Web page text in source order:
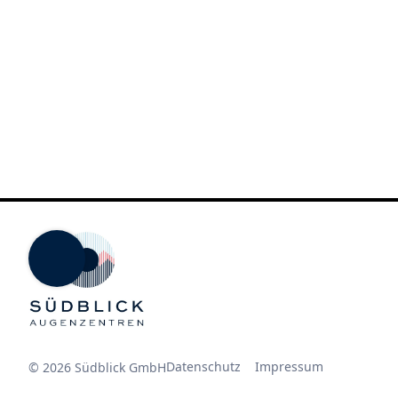
gesetzlichen Rechte auf
Verarbeitung
ändern, abzubrechen oder
diese
© 2026 Südblick GmbHDatenschutz Impressum